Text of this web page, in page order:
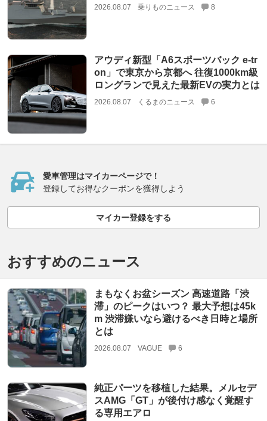
2026.08.07 乗りものニュース 8
アウディ新型「A6スポーツバック e-tr
on」で東京から京都へ 往復1000km級
ロングランで見えた最新EVの実力とは
2026.08.07 くるまのニュース 6
愛車管理はマイカーページで！
登録してお得なクーポンを獲得しよう
マイカー登録をする
おすすめのニュース
まもなくお盆シーズン 高速道路「渋
滞」のピークはいつ？ 最大予想は45k
m 渋滞嫌いなら避けるべき日時と場所
とは
2026.08.07 VAGUE 6
純正パーツを移植した結果。メルセデ
スAMG「GT」が後付け感なく覚醒す
る専用エアロ